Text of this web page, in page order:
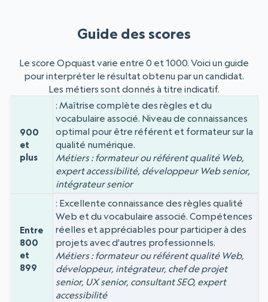
Guide des scores
Le score Opquast varie entre 0 et 1000. Voici un guide
pour interpréter le résultat obtenu par un candidat.
Les métiers sont donnés à titre indicatif.
Niveau
900
et
plus
Maîtrise complète des règles et du
vocabulaire associé. Niveau de connaissances
optimal pour être référent et formateur sur la
qualité numérique.
Métiers : formateur ou référent qualité Web,
expert accessibilité, développeur Web senior,
intégrateur senior
Entre
800
et
899
Excellente connaissance des règles qualité
Web et du vocabulaire associé. Compétences
réelles et appréciables pour participer à des
projets avec d'autres professionnels.
Métiers : formateur ou référent qualité Web,
développeur, intégrateur, chef de projet
senior, UX senior, consultant SEO, expert
accessibilité